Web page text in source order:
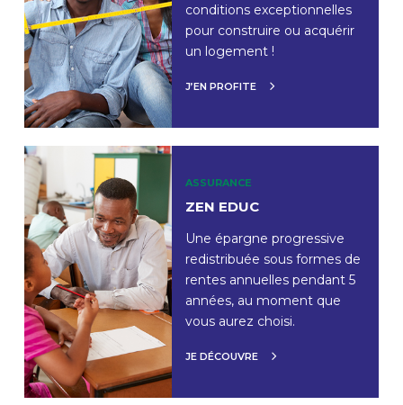
conditions exceptionnelles
pour construire ou acquérir
un logement !
J’EN PROFITE
ASSURANCE
ZEN EDUC
Une épargne progressive
redistribuée sous formes de
rentes annuelles pendant 5
années, au moment que
vous aurez choisi.
JE DÉCOUVRE